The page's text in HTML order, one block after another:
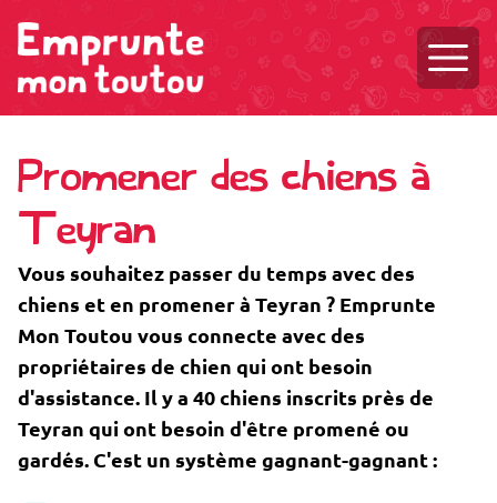
Promener des chiens à
Teyran
Vous souhaitez passer du temps avec des
chiens et en promener à Teyran ? Emprunte
Mon Toutou vous connecte avec des
propriétaires de chien qui ont besoin
d'assistance. Il y a 40 chiens inscrits près de
Teyran qui ont besoin d'être promené ou
gardés. C'est un système gagnant-gagnant :